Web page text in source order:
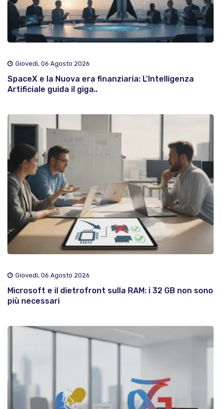
Giovedì, 06 Agosto 2026
SpaceX e la Nuova era finanziaria: L'Intelligenza
Artificiale guida il giga..
Giovedì, 06 Agosto 2026
Microsoft e il dietrofront sulla RAM: i 32 GB non sono
più necessari